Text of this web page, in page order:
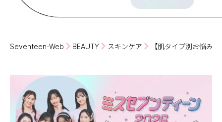
Seventeen-Web BEAUTY スキンケア 【肌タイプ別お悩み